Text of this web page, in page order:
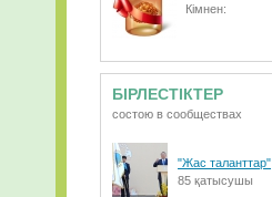
Кімнен:
БІРЛЕСТІКТЕР
состою в сообществах
"Жас таланттар"
85 қатысушы